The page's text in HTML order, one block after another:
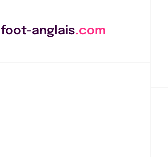
foot-anglais.com